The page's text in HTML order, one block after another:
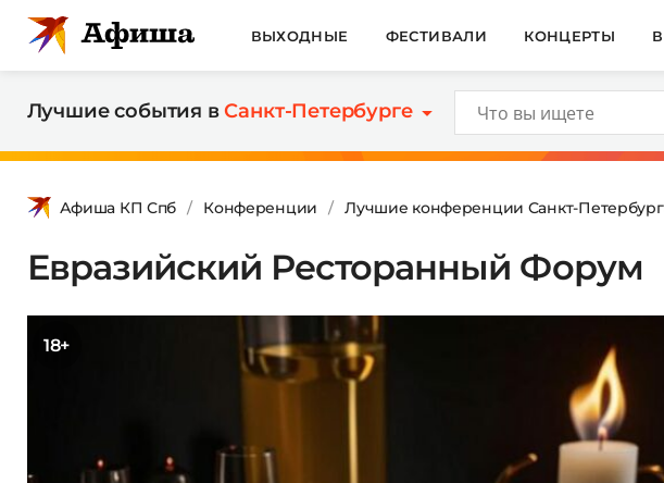
ВЫХОДНЫЕ ФЕСТИВАЛИ КОНЦЕРТЫ
Лучшие события вСанкт-Петербурге
Афиша КП Спб Конференции Лучшие конференции Санкт-
Евразийский Ресторанный Форум
18+